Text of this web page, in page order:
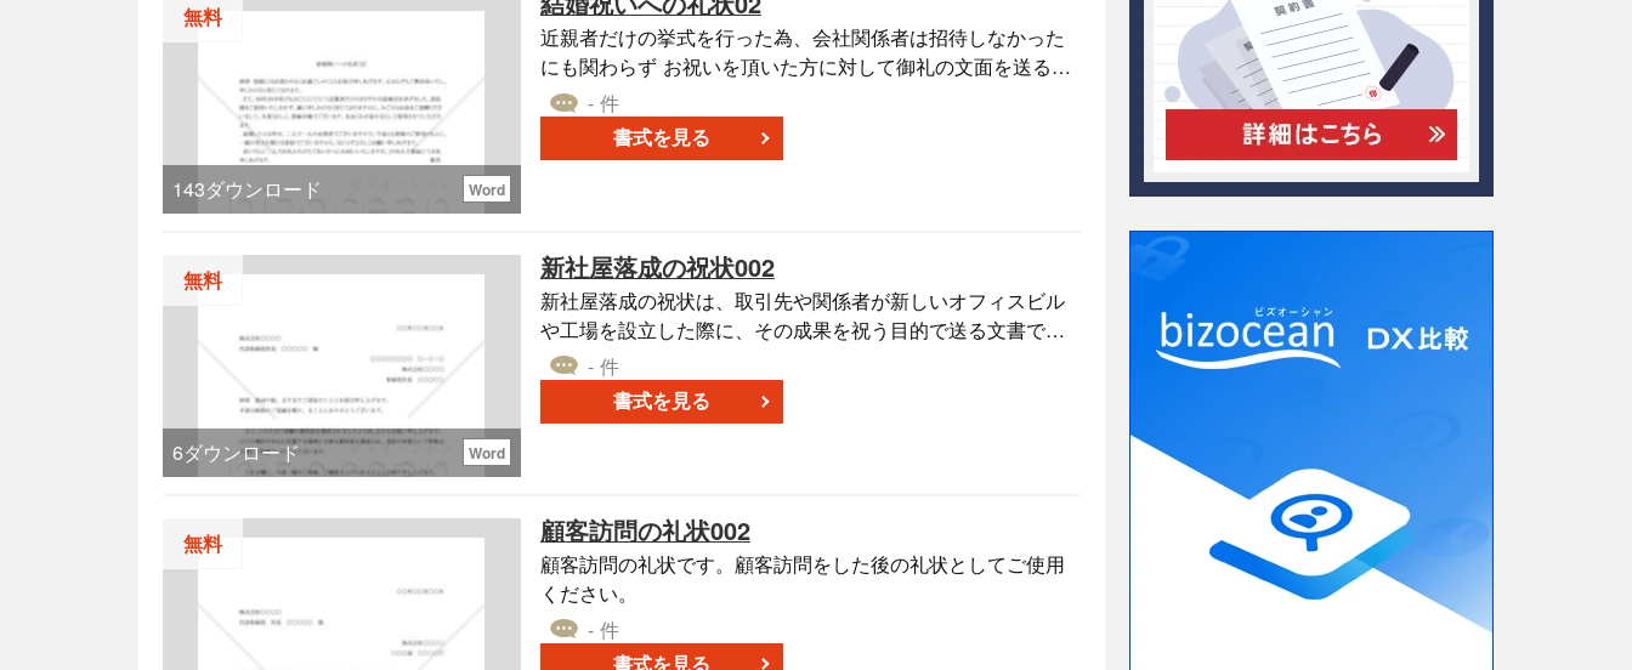
無料
143ダウンロード Word
近親者だけの挙式を行った為、会社関係者は招待しなかった
にも関わらず お祝いを頂いた方に対して御礼の文面を送る際
に、用いるテンプレート書式です。ダウンロードは無料で
す。
- 件
書式を見る
無料
6ダウンロード Word
新社屋落成の祝状002
新社屋落成の祝状は、取引先や関係者が新しいオフィスビル
や工場を設立した際に、その成果を祝う目的で送る文書で
す。新たな社屋の完成は企業の成長と拡大、進化を象徴する
重要なイベントであり、それを讃えることで相手への尊敬と
支持を示すことができます。 祝状の送り方は通常、新社屋の
努力や成功を認め、新たなステージへの期待を伝えるメッセ
ージを含めることが一般的です。また、自社との関係を再確
認し、これからも良好な関係を続ける意向を示すことも重要
です。 このように、新社屋落成の祝状は企業の節目を祝い、
ビジネス関係を深めるための有効な手段となります。 お祝い
- 件
書式を見る
無料 顧客訪問の礼状002
顧客訪問の礼状です。顧客訪問をした後の礼状としてご使用
ください。
- 件
書式を見る